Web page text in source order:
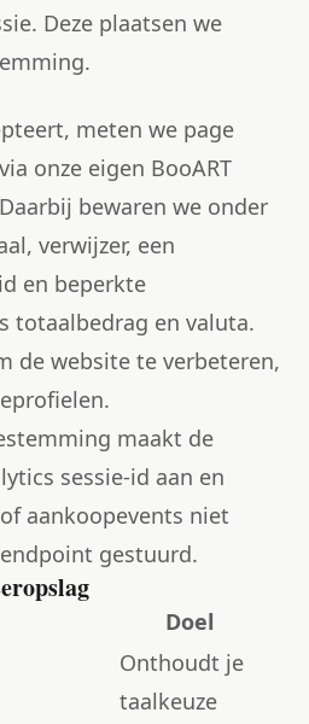
Deze plaatsen we
meten we page
onze eigen BooART
bewaren we onder
verwijzer, een
en beperkte
totaalbedrag en valuta.
de website te verbeteren,
maakt de
sessie-id aan en
aankoopevents niet
gestuurd.
Doel
Onthoudt je
taalkeuze